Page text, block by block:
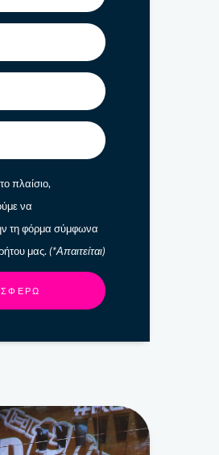
πλαίσιο,
να
τη φόρμα σύμφωνα
μας. (*Απαιτείται)